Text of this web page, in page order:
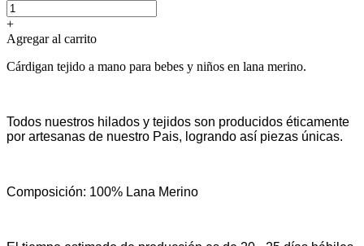
+
Agregar al carrito
Cárdigan tejido a mano para bebes y niños en lana merino.
Todos nuestros hilados y tejidos son producidos éticamente
por artesanas de nuestro Pais, logrando así piezas únicas.
Composición: 100% Lana Merino